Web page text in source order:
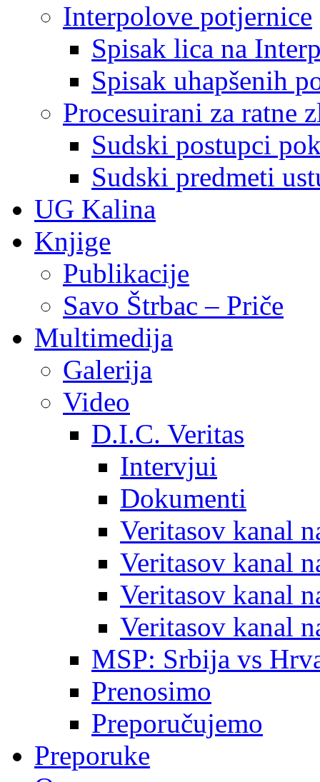
Interpolove potjernice
Spisak lica na
Spisak uhapšenih
Procesuirani za ratne
Sudski postupci
Sudski predmeti
UG Kalina
Knjige
Publikacije
Savo Štrbac – Priče
Multimedija
Galerija
Video
D.I.C. Veritas
Intervjui
Dokumenti
Veritasov kanal
Veritasov kanal
Veritasov kanal
Veritasov kanal
MSP: Srbija vs
Prenosimo
Preporučujemo
Preporuke